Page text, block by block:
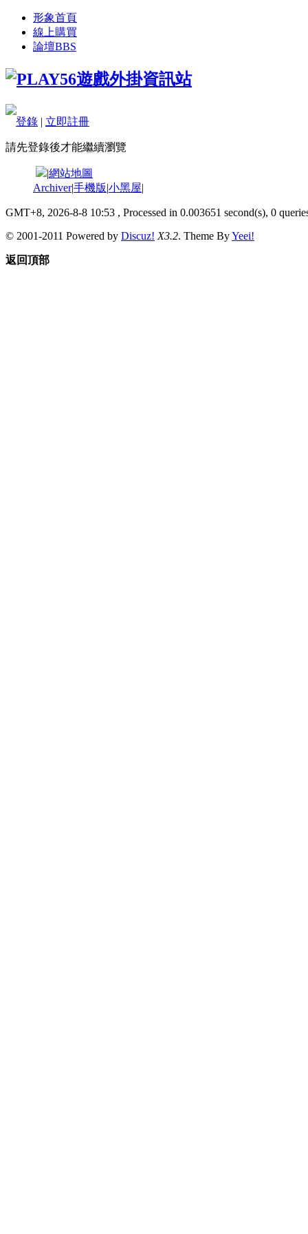
形象首頁
線上購買
論壇BBS
登錄 | 立即註冊
請先登錄後才能繼續瀏覽
|網站地圖
Archiver|手機版|小黑屋|
GMT+8, 2026-8-8 10:53 , Processed in 0.003651 second(s), 0
© 2001-2011 Powered by Discuz! X3.2. Theme ByYeei!
返回頂部